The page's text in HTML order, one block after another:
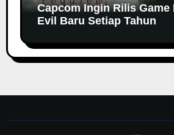
Capcom Ingin Rilis Game
Evil Baru Setiap Tahun